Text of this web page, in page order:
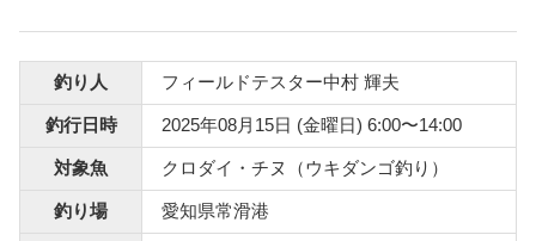
釣り人 フィールドテスター中村 輝夫
釣行日時 2025年08月15日 (金曜日) 6:00〜14:00
対象魚 クロダイ・チヌ（ウキダンゴ釣り）
釣り場 愛知県常滑港